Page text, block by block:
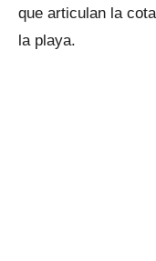
que articulan la
la playa.